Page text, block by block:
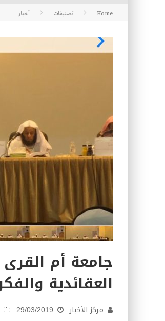
المثقفون المتعلقون
تضحيات خدام الإسلام
Home تصنيفات أخبار
جامعة أم
العقائدية
مركز الأخبار 29/03/2019